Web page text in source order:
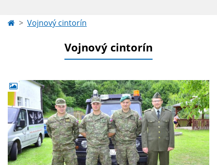
Vojnový cintorín
Vojnový cintorín